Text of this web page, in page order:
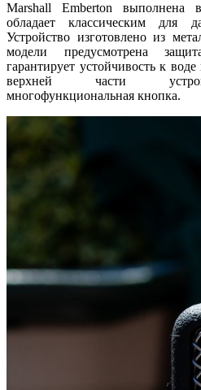
Marshall Emberton выполнена
обладает классическим для
Устройство изготовлено из
модели предусмотрена
гарантирует устойчивость к
верхней части
многофункциональная кнопка.